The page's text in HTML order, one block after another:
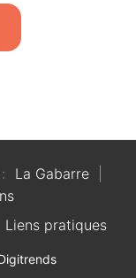
La Gabarre
Liens pratiques